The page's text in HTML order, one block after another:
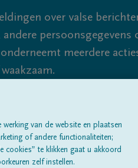
over valse
persoonsgegevens
meerdere
Over ons
van de website en plaatsen
of andere functionaliteiten;
cookies” te klikken gaat u akkoord
zelf instellen.